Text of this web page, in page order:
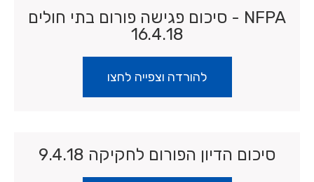
NFPA - סיכום פגישה פורום בתי חולים
16.4.18
להורדה וצפייה לחצו
סיכום הדיון הפורום לחקיקה 9.4.18